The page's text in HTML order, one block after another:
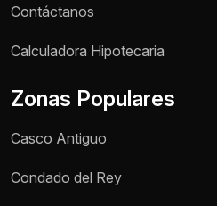
Contáctanos
Calculadora Hipotecaria
Zonas Populares
Casco Antiguo
Condado del Rey